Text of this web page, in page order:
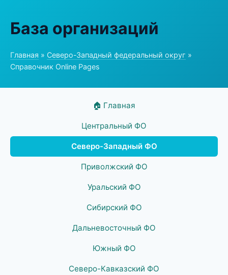
База организаций
Главная » Северо-Западный федеральный округ »
Справочник Online Pages
🏠 Главная
Центральный ФО
Северо-Западный ФО
Приволжский ФО
Уральский ФО
Сибирский ФО
Дальневосточный ФО
Южный ФО
Северо-Кавказский ФО